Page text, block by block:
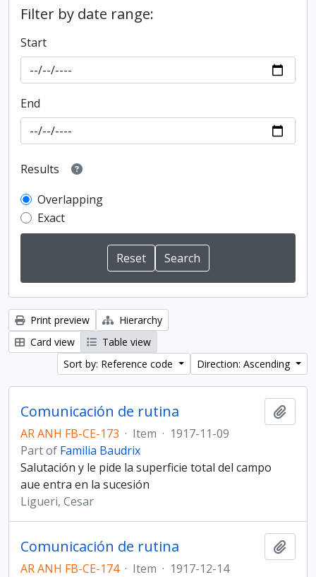
Filter by date range:
Start
End
Results
Overlapping
Exact
Print preview
Hierarchy
Card view
Table view
Sort by: Reference code
Direction: Ascending
Comunicación de rutina
AR ANH FB-CE-173 · Item · 1917-11-09
Part of Familia Baudrix
Salutación y le pide la superficie total del campo
aue entra en la sucesión
Ligueri, Cesar
Comunicación de rutina
AR ANH FB-CE-174 · Item · 1917-12-14